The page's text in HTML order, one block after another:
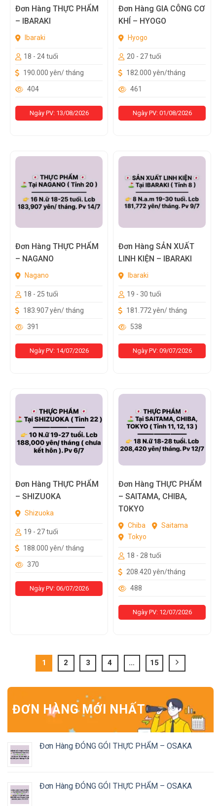
Đơn Hàng THỰC PHẨM
– IBARAKI
Ibaraki
18 - 24 tuổi
190.000 yên/ tháng
404
Ngày PV: 13/08/2026
Đơn Hàng GIA CÔNG CƠ
KHÍ – HYOGO
Hyogo
20 - 27 tuổi
182.000 yên/tháng
461
Ngày PV: 01/08/2026
Đơn Hàng THỰC PHẨM
– NAGANO
Nagano
18 - 25 tuổi
183.907 yên/ tháng
391
Ngày PV: 14/07/2026
Đơn Hàng SẢN XUẤT
LINH KIỆN – IBARAKI
Ibaraki
19 - 30 tuổi
181.772 yên/ tháng
538
Ngày PV: 09/07/2026
Đơn Hàng THỰC PHẨM
– SHIZUOKA
Shizuoka
19 - 27 tuổi
188.000 yên/ tháng
370
Ngày PV: 06/07/2026
Đơn Hàng THỰC PHẨM
– SAITAMA, CHIBA,
TOKYO
Chiba
Saitama
Tokyo
18 - 28 tuổi
208.420 yên/tháng
488
Ngày PV: 12/07/2026
1 2 3 4 … 15
ĐƠN HÀNG MỚI NHẤT
Đơn Hàng ĐÓNG GÓI THỰC PHẨM – OSAKA
Đơn Hàng ĐÓNG GÓI THỰC PHẨM – OSAKA